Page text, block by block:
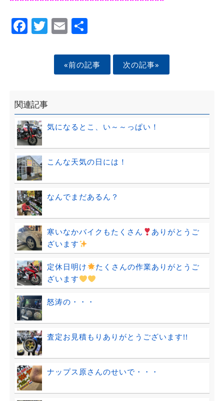
Facebook
Twitter
EmailShare
«前の記事 次の記事»
関連記事
気になるとこ、い～～っぱい！
こんな天気の日には！
なんでまだあるん？
寒いなかバイクもたくさん
ありがとうご
ざいます
定休日明け
たくさんの作業ありがとうご
ざいます
怒涛の・・・
査定お見積もりありがとうございます!!
ナップス原さんのせいで・・・